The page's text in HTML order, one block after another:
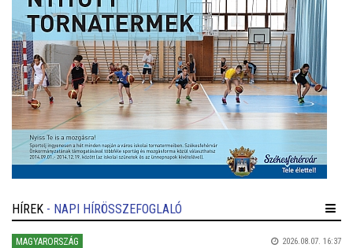
HÍREK - NAPI HÍRÖSSZEFOGLALÓ
MAGYARORSZÁG 2026.08.07. 16:37